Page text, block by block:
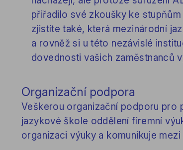
přiřadilo své zkoušky ke
zjistíte také, která mezinárodní
a rovněž si u této nezávislé
dovednosti vašich zaměstnanců
Organizační podpora
Veškerou organizační podporu pro
jazykové škole oddělení firemní
organizaci výuky a komunikuje